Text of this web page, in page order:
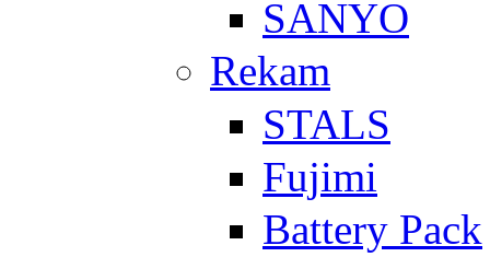
SANYO
Rekam
STALS
Fujimi
Battery Pack